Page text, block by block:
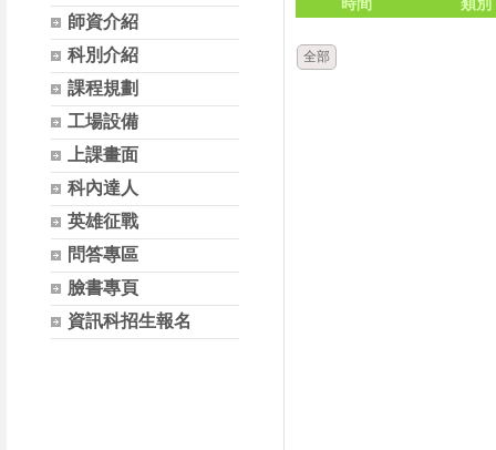
師資介紹
科別介紹
課程規劃
工場設備
上課畫面
科內達人
英雄征戰
問答專區
臉書專頁
資訊科招生報名
全部